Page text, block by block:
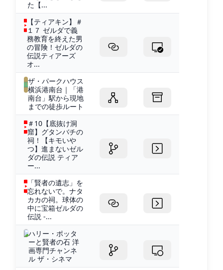
た【...
【ティアキン】＃
１７ ゼルダで義
務教育を終えた男
の冒険！ゼルダの
伝説ティアーズ
オ...
ザ・パークハウス
横浜港南台｜「港
南台」駅から現地
までの徒歩ルート
＃10【底抜け洞
窟】グタンバチの
祠！【キモいや
つ】進まないゼル
ダの伝説 ティア
ー...
「賢者の遺志」を
忘れないで。ナタ
カカの祠。球体の
中に宝箱ゼルダの
伝説 -...
ハリー・ポッタ
ーと賢者の石 洋
画専門チャンネ
ル ザ・シネマ